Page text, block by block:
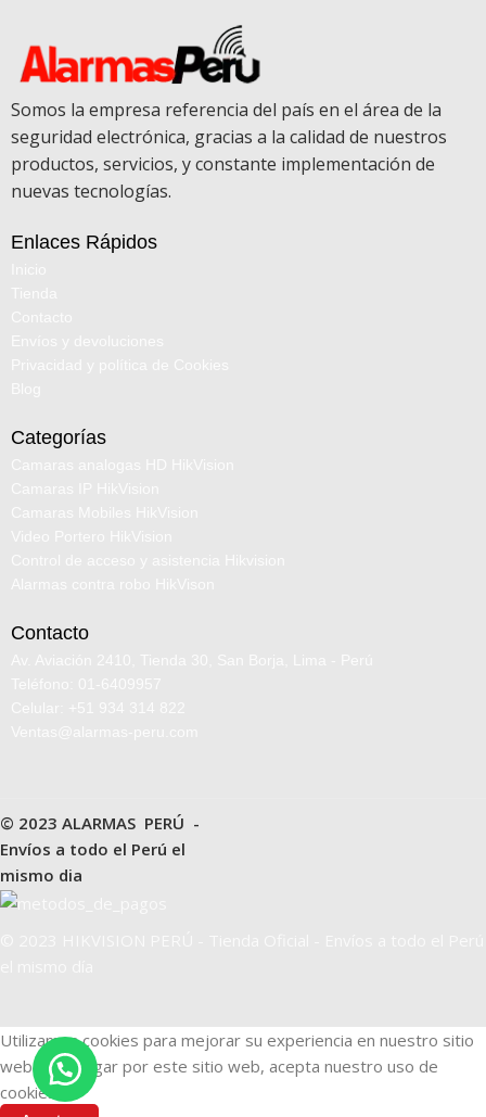
Somos la empresa referencia del país en el área de la
seguridad electrónica, gracias a la calidad de nuestros
productos, servicios, y constante implementación de
nuevas tecnologías.
Enlaces Rápidos
Categorías
Contacto
© 2023 ALARMAS PERÚ -
Envíos a todo el Perú el
mismo dia
Utilizamos cookies para mejorar su experiencia en nuestro sitio
web. Al navegar por este sitio web, acepta nuestro uso de
cookies.